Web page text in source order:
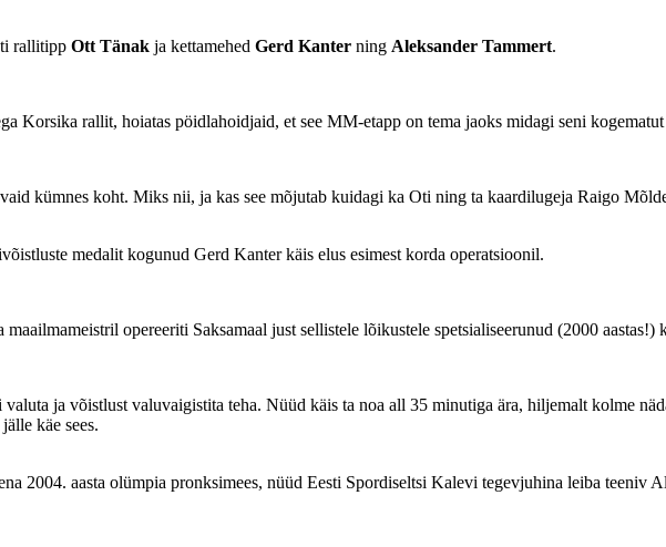
rallitipp Ott Tänak ja kettamehed Gerd Kanter ning Aleksander Tammert.
Korsika rallit, hoiatas pöidlahoidjaid, et see MM-etapp on tema jaoks midagi seni
kümnes koht. Miks nii, ja kas see mõjutab kuidagi ka Oti ning ta kaardilugeja Raigo
medalit kogunud Gerd Kanter käis elus esimest korda operatsioonil.
opereeriti Saksamaal just sellistele lõikustele spetsialiseerunud (2000
ja võistlust valuvaigistita teha. Nüüd käis ta noa all 35 minutiga ära, hiljemalt kolme
käe sees.
2004. aasta olümpia pronksimees, nüüd Eesti Spordiseltsi Kalevi tegevjuhina leiba teeniv